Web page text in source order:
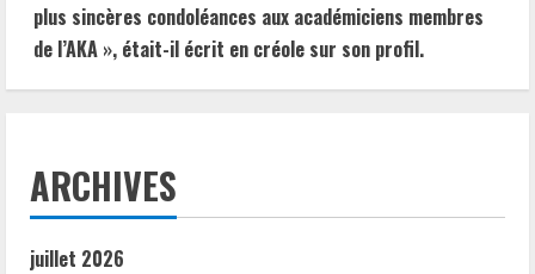
plus sincères condoléances aux académiciens membres
de l’AKA », était-il écrit en créole sur son profil.
ARCHIVES
juillet 2026